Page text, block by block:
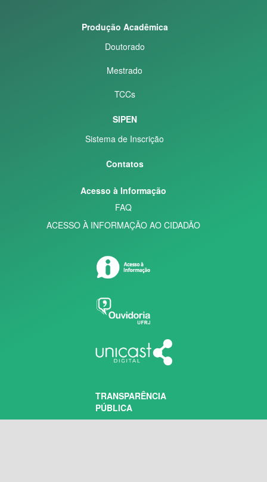
Produção Acadêmica
Doutorado
Mestrado
TCCs
SIPEN
Sistema de Inscrição
Contatos
Acesso à Informação
FAQ
ACESSO À INFORMAÇÃO AO CIDADÃO
TRANSPARÊNCIA
PÚBLICA